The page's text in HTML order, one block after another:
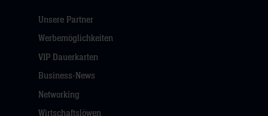
Unsere Partner
Werbemöglichkeiten
VIP Dauerkarten
Business-News
Networking
Wirtschaftslöwen